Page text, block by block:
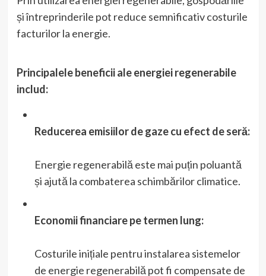
și întreprinderile pot reduce semnificativ costurile
facturilor la energie.
Principalele beneficii ale energiei regenerabile
includ:
Reducerea emisiilor de gaze cu efect de seră:
Energie regenerabilă este mai puțin poluantă
și ajută la combaterea schimbărilor climatice.
Economii financiare pe termen lung:
Costurile inițiale pentru instalarea sistemelor
de energie regenerabilă pot fi compensate de